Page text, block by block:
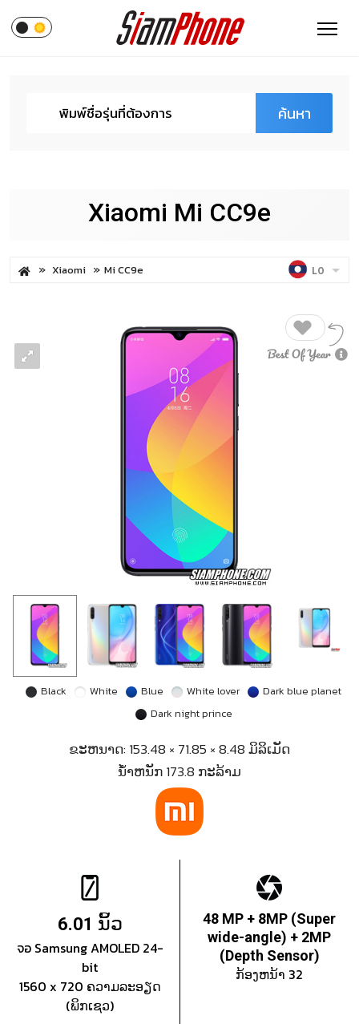
ค้นหา
Xiaomi Mi CC9e
Xiaomi Mi CC9e LO
Black White Blue White lover
Dark blue planet
Dark night prince
ຂະຫນາດ: 153.48 × 71.85 × 8.48 ມິລິເມັດ
ນ້ຳຫນັກ 173.8 ກະລ້າມ
6.01 ນິ້ວ
จอ Samsung AMOLED 24-
bit
1560 x 720 ຄວາມລະອຽດ
(ພິກເຊວ)
48 MP + 8MP (Super
wide-angle) + 2MP
(Depth Sensor)
ກ້ອງຫນ້າ 32